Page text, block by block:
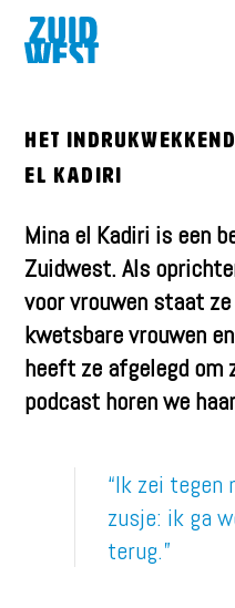
Het
el Kadiri
Mina el Kadiri is een
Zuidwest. Als
voor vrouwen staat
kwetsbare vrouwen
heeft ze afgelegd om
podcast horen we
“Ik zei
zusje: ik ga
terug.”